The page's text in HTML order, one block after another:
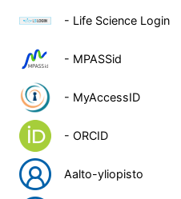
- Life Science Login
- MPASSid
- MyAccessID
- ORCID
Aalto-yliopisto